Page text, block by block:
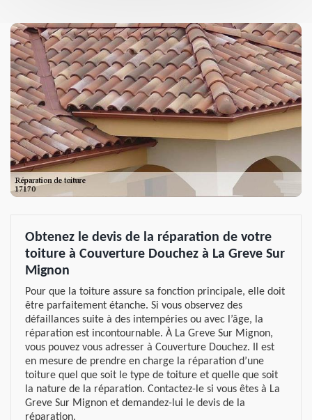
Obtenez le devis de la réparation de votre
toiture à Couverture Douchez à La Greve Sur
Mignon
Pour que la toiture assure sa fonction principale, elle doit
être parfaitement étanche. Si vous observez des
défaillances suite à des intempéries ou avec l’âge, la
réparation est incontournable. À La Greve Sur Mignon,
vous pouvez vous adresser à Couverture Douchez. Il est
en mesure de prendre en charge la réparation d’une
toiture quel que soit le type de toiture et quelle que soit
la nature de la réparation. Contactez-le si vous êtes à La
Greve Sur Mignon et demandez-lui le devis de la
réparation.